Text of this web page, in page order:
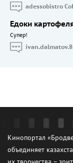
adessobistro
Едоки
Cупер!
Кинопортал
объединяет